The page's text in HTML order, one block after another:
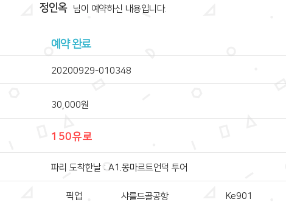
정인옥 ​님이 예약하신 내용입니다.
150유로
20200929-010348
파리 도착한날 : A1.몽마르트언덕 투어
픽업
예약 완료
Ke901
샤를드골공항
30,000원